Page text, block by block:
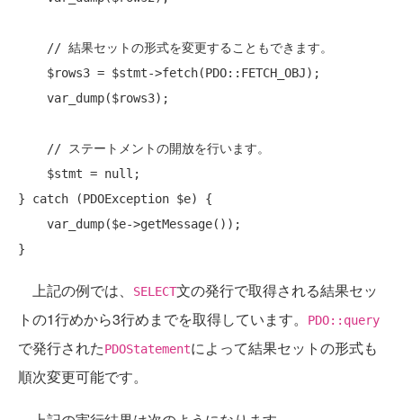
// 結果セットの形式を変更することもできます。
// ステートメントの開放を行います。
} catch (PDOException $e) {
上記の例では、 SELECT文の発行で取得される結果セッ
トの1行めから3行めまでを取得しています。
PDO::query
で発行されたPDOStatementによって結果セットの形式も
順次変更可能です。